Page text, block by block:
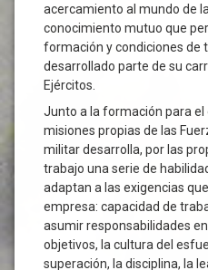
acercamiento al mundo de
conocimiento mutuo que
formación y condiciones de
desarrollado parte de su
Ejércitos.
Junto a la formación para el
misiones propias de las
militar desarrolla, por las
trabajo una serie de
adaptan a las exigencias
empresa: capacidad de
asumir responsabilidades
objetivos, la cultura del
superación, la disciplina, la